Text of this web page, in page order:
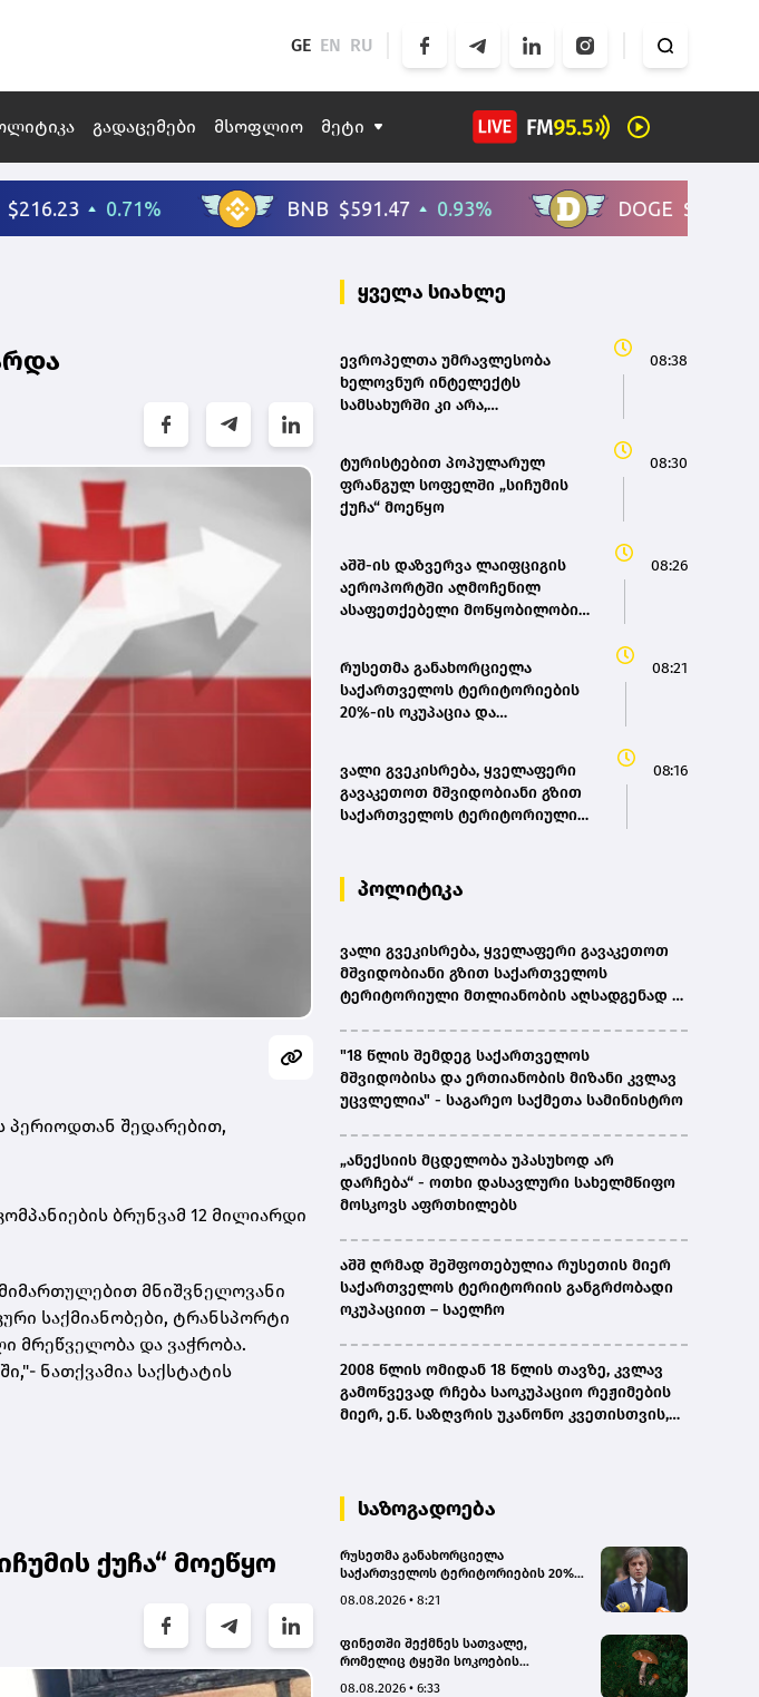
GE EN RU
გადაცემები მსოფლიო მეტი
პერიოდთან შედარებით,
ბრუნვამ 12 მილიარდი
მნიშვნელოვანი
საქმიანობები, ტრანსპორტი
მრეწველობა და ვაჭრობა.
ნათქვამია საქსტატის
ქუჩა“ მოეწყო
ყველა სიახლე
ევროპელთა უმრავლესობა
ხელოვნურ ინტელექტს
სამსახურში კი არა,
კვლევა
08:38
ტურისტებით პოპულარულ
ფრანგულ სოფელში „სიჩუმის
ქუჩა“ მოეწყო
08:30
აშშ-ის დაზვერვა ლაიფციგის
აეროპორტში აღმოჩენილ
ასაფეთქებელი მოწყობილობით
08:26
რუსეთმა განახორციელა
საქართველოს ტერიტორიების
20%-ის ოკუპაცია და
ვერანაირად ვერ გადაფარავს ამ
დანაშაულს, ეს იყო დანაშაული
ჩვენი სახელმწიფოს წინაშე -
08:21
ვალი გვეკისრება, ყველაფერი
გავაკეთოთ მშვიდობიანი გზით
საქართველოს ტერიტორიული
08:16
პოლიტიკა
ვალი გვეკისრება, ყველაფერი გავაკეთოთ
მშვიდობიანი გზით საქართველოს
ტერიტორიული მთლიანობის აღსადგენად -
"18 წლის შემდეგ საქართველოს
მშვიდობისა და ერთიანობის მიზანი კვლავ
უცვლელია" - საგარეო საქმეთა სამინისტრო
„ანექსიის მცდელობა უპასუხოდ არ
დარჩება“ - ოთხი დასავლური სახელმწიფო
მოსკოვს აფრთხილებს
აშშ ღრმად შეშფოთებულია რუსეთის მიერ
საქართველოს ტერიტორიის განგრძობადი
ოკუპაციით – საელჩო
2008 წლის ომიდან 18 წლის თავზე, კვლავ
გამოწვევად რჩება საოკუპაციო რეჟიმების
მიერ, ე.წ. საზღვრის უკანონო კვეთისთვის,
სახალხო დამცველი
საზოგადოება
რუსეთმა განახორციელა
საქართველოს ტერიტორიების 20%-
რეჟიმის და „ნაცმოძრაობის“
გადაფარავს ამ დანაშაულს, ეს იყო
დანაშაული ჩვენი სახელმწიფოს
წინაშე - კობახიძე
08.08.2026 • 8:21
ფინეთში შექმნეს სათვალე,
რომელიც ტყეში სოკოების
08.08.2026 • 6:33